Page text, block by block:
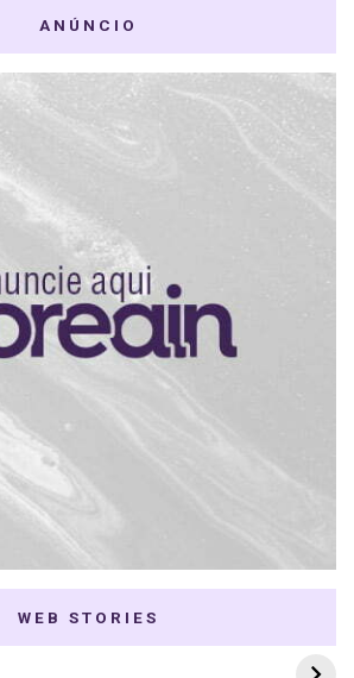
ANÚNCIO
WEB STORIESThai Dramas com
First e Khaotung